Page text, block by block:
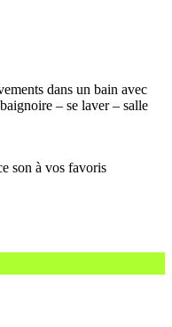
dans un bain avec
– se laver – salle